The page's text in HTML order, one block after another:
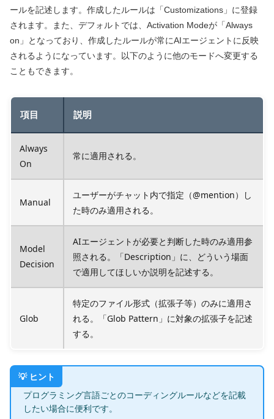
ールを記述します。作成したルールは「Customizations」に登録
されます。また、デフォルトでは、Activation Modeが「Always
on」となっており、作成したルールが常にAIエージェントに反映
されるようになっています。以下のように他のモードへ変更する
こともできます。
項目 説明
Always
On
常に適用される。
Manual
ユーザーがチャット内で指定（@mention）し
た時のみ適用される。
Model
Decision
AIエージェントが必要と判断した時のみ適用参
照される。「Description」に、どういう場面
で適用してほしいか説明を記述する。
Glob
特定のファイル形式（拡張子等）のみに適用さ
れる。「Glob Pattern」に対象の拡張子を記述
する。
プログラミング言語ごとのコーディングルールなどを記載
したい場合に便利です。